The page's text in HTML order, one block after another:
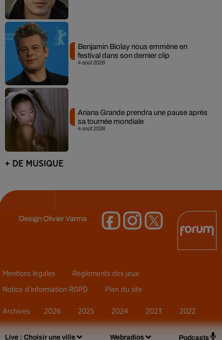
Live : Choisir une ville Webradios Podcasts
4 août 2026
Benjamin Biolay nous emmène en
festival dans son dernier clip
4 août 2026
Ariana Grande prendra une pause après
sa tournée mondiale
+ DE MUSIQUE
DesignOlivier Varma
Mentions légales Règlements des jeux
Notice d’information RGPD Plan du site
Archives 2026 2025 2024 2023 2022